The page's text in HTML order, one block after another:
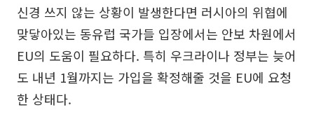
신경 쓰지 않는 상황이 발생한다면 러시아의 위협에
맞닿아있는 동유럽 국가들 입장에서는 안보 차원에서
EU의 도움이 필요하다. 특히 우크라이나 정부는 늦어
도 내년 1월까지는 가입을 확정해줄 것을 EU에 요청
한 상태다.